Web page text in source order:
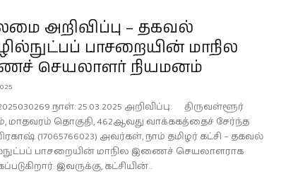
அறிவிப்பு – தகவல்
பாசறையின் மாநில
செயலாளர் நியமனம்
நாள்: 25.03.2025 அறிவிப்பு: திருவள்ளூர்
மாதவரம் தொகுதி, 462ஆவது வாக்ககத்தைச் சேர்ந்த
(17065766023) அவர்கள், நாம் தமிழர் கட்சி – தகவல்
பாசறையின் மாநில இணைச் செயலாளராக
இவருக்கு, கட்சியின்...